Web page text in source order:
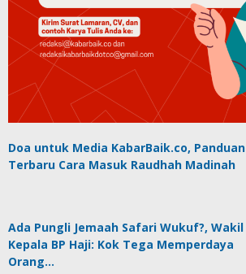
Doa untuk Media KabarBaik.co, Panduan
Terbaru Cara Masuk Raudhah Madinah
Ada Pungli Jemaah Safari Wukuf?, Wakil
Kepala BP Haji: Kok Tega Memperdaya
Orang…